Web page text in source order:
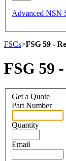
Advanced NSN
FSCs>FSG 59 -
FSG 59
Get a Quote
Part Number
Quantity
Email